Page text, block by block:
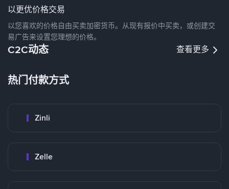
以更优价格交易
以您喜欢的价格自由买卖加密货币。从现有报价中买卖，或创建交
易广告来设置您理想的价格。
C2C动态 查看更多
热门付款方式
Zinli
Zelle